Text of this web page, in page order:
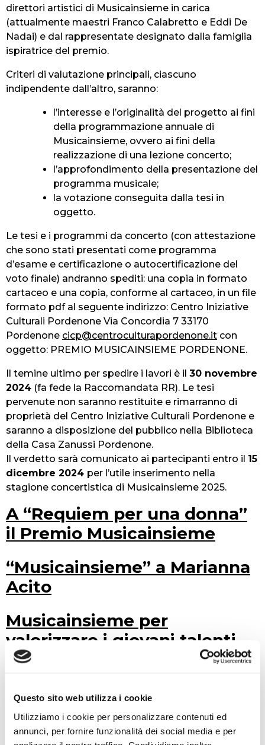
Questo sito web utilizza i cookie
Utilizziamo i cookie per personalizzare contenuti ed
annunci, per fornire funzionalità dei social media e per
direttori artistici di Musicainsieme in carica
(attualmente maestri Franco Calabretto e Eddi De
Nadai) e dal rappresentate designato dalla famiglia
ispiratrice del premio.
Criteri di valutazione principali, ciascuno
indipendente dall’altro, saranno:
l’interesse e l’originalità del progetto ai fini
della programmazione annuale di
Musicainsieme, ovvero ai fini della
realizzazione di una lezione concerto;
l’approfondimento della presentazione del
programma musicale;
la votazione conseguita dalla tesi in
oggetto.
Le tesi e i programmi da concerto (con attestazione
che sono stati presentati come programma
d’esame e certificazione o autocertificazione del
voto finale) andranno spediti: una copia in formato
cartaceo e una copia, conforme al cartaceo, in un file
formato pdf al seguente indirizzo: Centro Iniziative
Culturali Pordenone Via Concordia 7 33170
Pordenone cicp@centroculturapordenone.it con
oggetto: PREMIO MUSICAINSIEME PORDENONE.
Il temine ultimo per spedire i lavori è il 30 novembre
2024 (fa fede la Raccomandata RR). Le tesi
pervenute non saranno restituite e rimarranno di
proprietà del Centro Iniziative Culturali Pordenone e
saranno a disposizione del pubblico nella Biblioteca
della Casa Zanussi Pordenone.
Il verdetto sarà comunicato ai partecipanti entro il 15
dicembre 2024 per l’utile inserimento nella
stagione concertistica di Musicainsieme 2025.
A “Requiem per una donna”
il Premio Musicainsieme
“Musicainsieme” a Marianna
Acito
Musicainsieme per
valorizzare i giovani talenti
espressi dai Conservatori
italiani
Musicainsieme, musica
miracolosa